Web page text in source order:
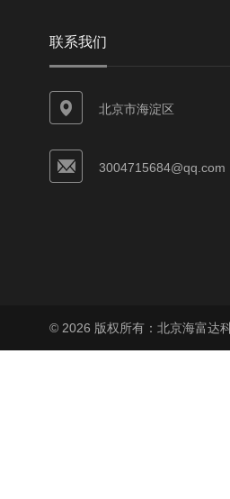
联系我们
北京市海淀区
3004715684@qq.com
© 2026 版权所有：北京海富达